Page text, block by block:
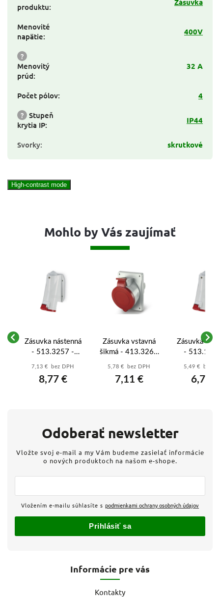
produktu:
Menovité
napätie: 400V
?
Menovitý
prúd:
32 A
Počet pólov:
4
? Stupeň
krytia IP: IP44
Svorky: skrutkové
High-contrast mode
Mohlo by Vás zaujímať
Zásuvka nástenná
- 513.3257 -
32A/400V/5p
7,13 € bez DPH
8,77 €
Zásuvka vstavná
šikmá - 413.3267
- 32A/400V/5p
5,78 € bez DPH
7,11 €
Zásuvka
-
16A/
5,49 € bez
6,75 €
Informácie pre vás
Kontakty
Odoberať newsletter
Vložte svoj e-mail a my Vám budeme zasielať informácie
o nových produktoch na našom e-shope.
Vložením e-mailu súhlasíte s podmienkami ochrany osobných údajov
Prihlásiť sa